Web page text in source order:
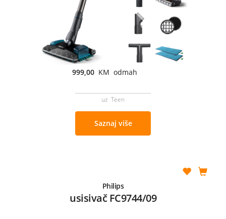
999,00 KM odmah
uz Teen
Saznaj više
Philips
usisivač FC9744/09